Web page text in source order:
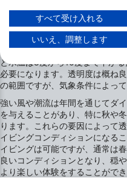
コークでのダイビ
コークでは年間を通じてダイビ
ンは季節によって異なります。
囲となり、快適なダイビング条
と水温は8度から10度まで下が
必要になります。透明度は概ね
の範囲ですが、気象条件によっ
強い風や潮流は年間を通じてダ
を与えることがあり、特に秋や
ります。これらの要因によって
イビングコンディションになる
イビングは可能ですが、通常は
良いコンディションとなり、穏
より楽しい体験をすることができ
データは欧州連合外で共有され、
お客様の同意とcookieポリシーは
当社はお客様のデータを次の目的
IABの処理目的：
情報をデバイスに保存およ
する
広告の選択のために制限付
パーソナライズ広告のため
成する
すべて受け入れる
いいえ、調整します